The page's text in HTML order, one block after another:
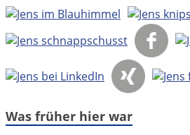
Was früher hier war